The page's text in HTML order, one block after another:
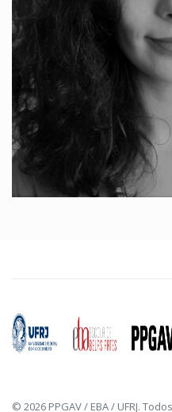
© 2026 PPGAV / EBA / UFRJ.